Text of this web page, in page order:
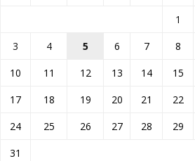
1
3
4 5 6 7 8
10
11 12 13 14 15
17
18 19 20 21 22
24
25 26 27 28 29
31